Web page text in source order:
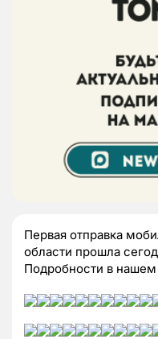
Первая отправка
области прошла
Подробности в